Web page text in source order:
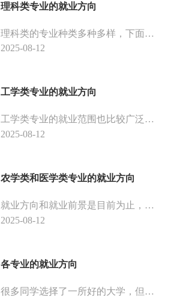
理科类专业的就业方向
理科类的专业种类多种多样，下面是理科类专业的发展方向，供大家参考。
2025-08-12
工学类专业的就业方向
工学类专业的就业范围也比较广泛，需要实打实的硬技术，才能有无限大的发展空间。
2025-08-12
农学类和医学类专业的就业方向
就业方向和就业前景是目前为止，大学生选专业最关心的问题。下面是小编整理的农学类和医学类专业的就业方向，供大家参考。
2025-08-12
各专业的就业方向
很多同学选择了一所好的大学，但却被选专业给难住了，那么我们一起来看看各专业的就业方向，供大家参考。